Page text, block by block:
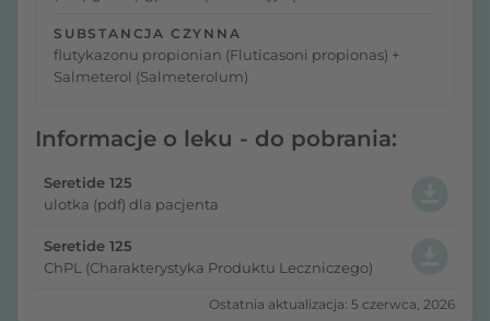
SUBSTANCJA CZYNNA
flutykazonu propionian (Fluticasoni propionas) +
Salmeterol (Salmeterolum)
Informacje o leku - do pobrania:
Seretide 125
ulotka (pdf) dla pacjenta
Seretide 125
ChPL (Charakterystyka Produktu Leczniczego)
Ostatnia aktualizacja: 5 czerwca, 2026